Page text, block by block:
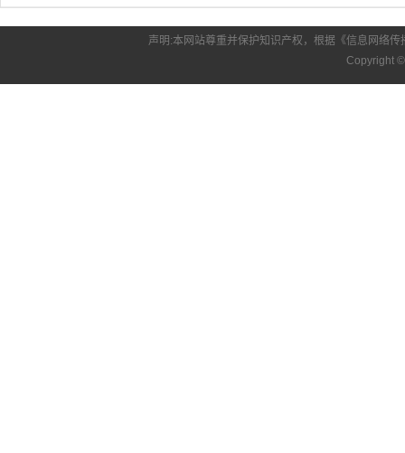
声明:本网站尊重并保护知识产权，根据《信息网络
Copyright